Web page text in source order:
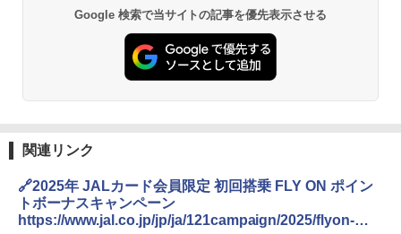
GRANDOOR ステンレス保冷剤 2個セット 2
026リニューアル 急速冷凍 空間倍増 衛生的
コンパクト 保冷力長持ち
秒）射程5～10m 安全ロック搭載 携帯収納袋
付き ヒグマ・イノシシ対策 自治体・教育機
関の購入実績 登山・キャンプ・アウトドア・
防災用品 長期保存可能 緊急時用 日本国内発
Google 検索で当サイトの記事を優先表示させる
関連リンク
🔗2025年 JALカード会員限定 初回搭乗 FLY ON ポイン
トボーナスキャンペーン
https://www.jal.co.jp/jp/ja/121campaign/2025/flyon-